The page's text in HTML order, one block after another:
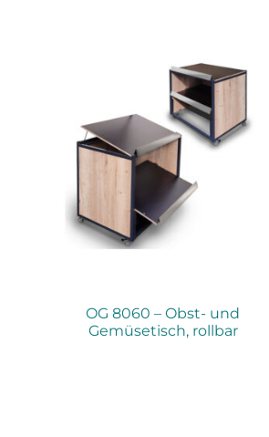
OG 8060 – Obst- und
Gemüsetisch, rollbar